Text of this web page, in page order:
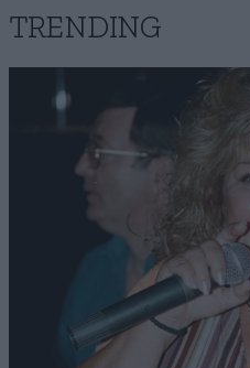
TRENDING